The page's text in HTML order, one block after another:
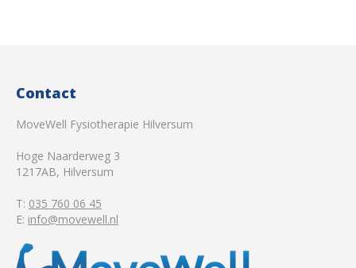
Contact
MoveWell Fysiotherapie Hilversum
Hoge Naarderweg 3
1217AB, Hilversum
T: 035 760 06 45
E: info@movewell.nl